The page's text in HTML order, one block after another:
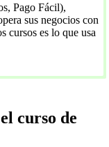
Pago Fácil),
sus negocios con
cursos es lo que usa
curso de